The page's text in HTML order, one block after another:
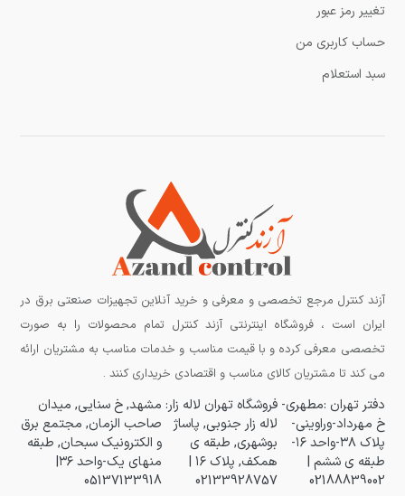
تغییر رمز عبور
حساب کاربری من
سبد استعلام
آزند کنترل مرجع تخصصی و معرفی و خرید آنلاین تجهیزات صنعتی برق در
ایران است ، فروشگاه اینترنتی آزند کنترل تمام محصولات را به صورت
تخصصی معرفی کرده و با قیمت مناسب و خدمات مناسب به مشتریان ارائه
می کند تا مشتریان کالای مناسب و اقتصادی خریداری کنند .
دفتر تهران :مطهری-
خ مهرداد-وراوینی-
پلاک ۳۸-واحد ۱۶-
طبقه ی ششم |
02188839002
فروشگاه تهران لاله زار:
لاله زار جنوبی, پاساژ
بوشهری, طبقه ی
همکف, پلاک ۱۶ |
02133928757
مشهد, خ سنایی, میدان
صاحب الزمان, مجتمع برق
و الکترونیک سبحان, طبقه
منهای یک-واحد ۳۶|
05137133918